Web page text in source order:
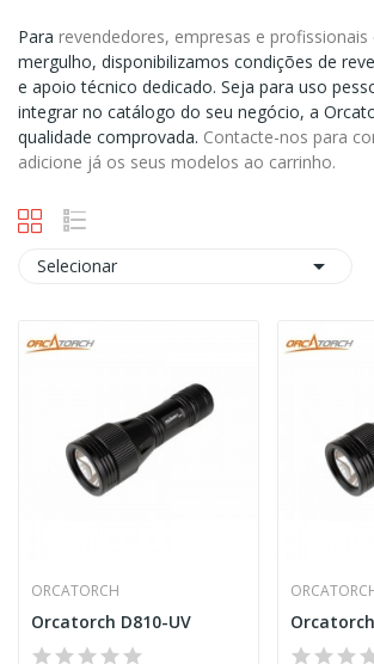
Para revendedores, empresas e profissionais
mergulho, disponibilizamos condições de
e apoio técnico dedicado. Seja para uso
integrar no catálogo do seu negócio, a
qualidade comprovada. Contacte-nos para
adicione já os seus modelos ao carrinho.
Selecionar 
ORCATORCH
Orcatorch D810-UV